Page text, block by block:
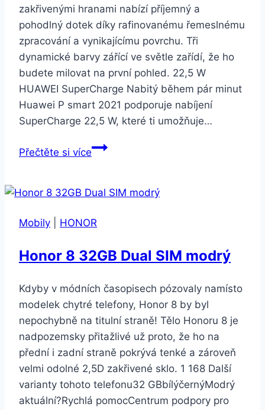
zakřivenými hranami nabízí příjemný a
pohodlný dotek díky rafinovanému řemeslnému
zpracování a vynikajícímu povrchu. Tři
dynamické barvy zářící ve světle zařídí, že ho
budete milovat na první pohled. 22,5 W
HUAWEI SuperCharge Nabitý během pár minut
Huawei P smart 2021 podporuje nabíjení
SuperCharge 22,5 W, které ti umožňuje…
Přečtěte si víceHuawei
2021
Midnight
Mobily HONOR
Honor 8 32GB Dual SIM modrý
Kdyby v módních časopisech pózovaly namísto
modelek chytré telefony, Honor 8 by byl
nepochybně na titulní straně! Tělo Honoru 8 je
nadpozemsky přitažlivé už proto, že ho na
přední i zadní straně pokrývá tenké a zároveň
velmi odolné 2,5D zakřivené sklo. 1 168 Další
varianty tohoto telefonu32 GBbílýčernýModrý
aktuální?Rychlá pomocCentrum podpory pro